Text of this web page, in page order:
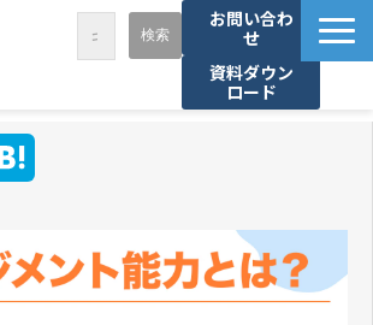
お問い合わ
せ
資料ダウン
ロード
LDcubeが選ばれる理由
事例紹介
セミナー・講座